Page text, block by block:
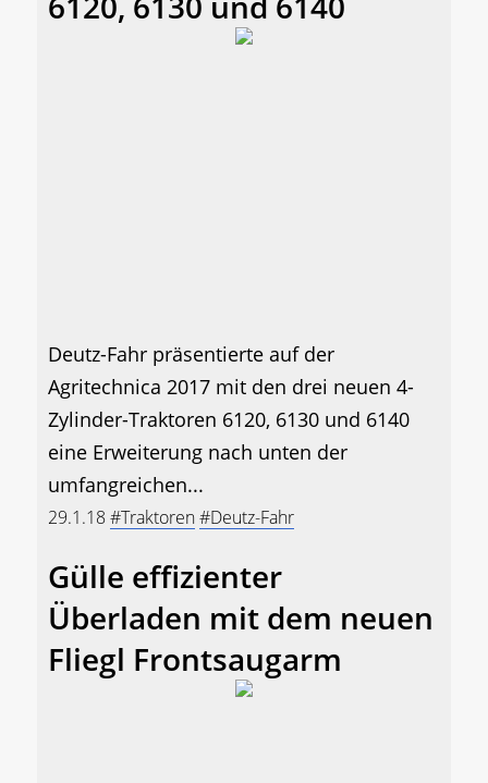
Deutz-Fahr präsentierte auf der
Agritechnica 2017 mit den drei neuen 4-
Zylinder-Traktoren 6120, 6130 und 6140
eine Erweiterung nach unten der
umfangreichen...
29.1.18#Traktoren#Deutz-Fahr
Gülle effizienter
Überladen mit dem neuen
Fliegl Frontsaugarm